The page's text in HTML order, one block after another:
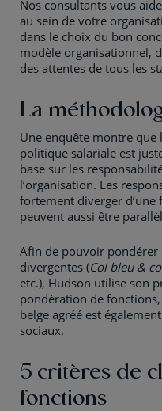
Nos consultants vous
au sein de votre
dans le choix du bon
modèle organisationnel,
des attentes de tous les
La
Une enquête montre que
politique salariale est
base sur les
l’organisation. Les
fortement diverger d’une
peuvent aussi être
Afin de pouvoir pondérer
divergentes (Col bleu &
etc.), Hudson utilise son
pondération de
belge agréé est
sociaux.
5 critères de
fonctions